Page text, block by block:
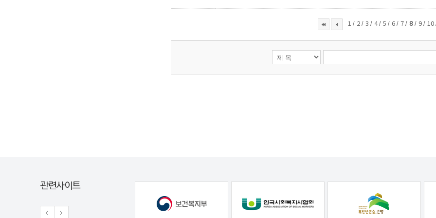
1 / 2 / 3 / 4/ 5 / 6 / 7 / 8/ 9 / 10
관련사이트